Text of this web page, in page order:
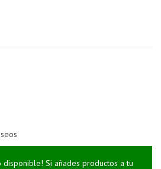
disponible! Si añades productos a tu